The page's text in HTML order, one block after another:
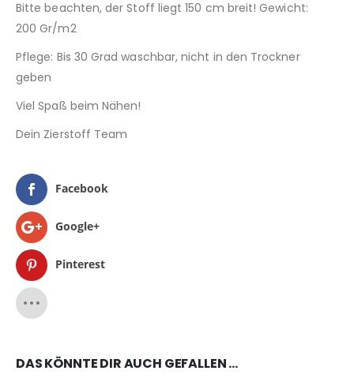
Bitte beachten, der Stoff liegt 150 cm breit! Gewicht:
200 Gr/m2
Pflege: Bis 30 Grad waschbar, nicht in den Trockner
geben
Viel Spaß beim Nähen!
Dein Zierstoff Team
Facebook
Google+
Pinterest
DAS KÖNNTE DIR AUCH GEFALLEN …